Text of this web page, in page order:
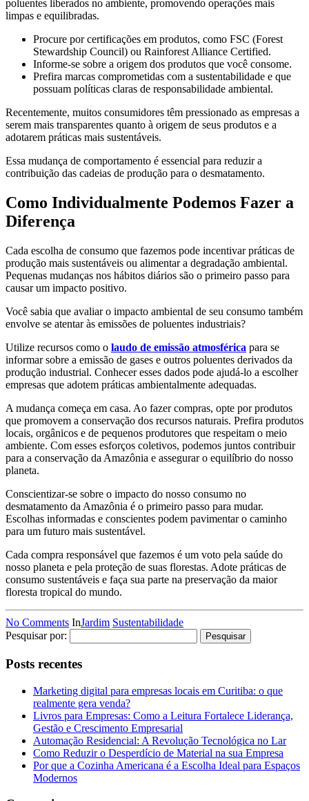
poluentes liberados no ambiente, promovendo operações mais
limpas e equilibradas.
Procure por certificações em produtos, como FSC (Forest
Stewardship Council) ou Rainforest Alliance Certified.
Informe-se sobre a origem dos produtos que você consome.
Prefira marcas comprometidas com a sustentabilidade e que
possuam políticas claras de responsabilidade ambiental.
Recentemente, muitos consumidores têm pressionado as empresas a
serem mais transparentes quanto à origem de seus produtos e a
adotarem práticas mais sustentáveis.
Essa mudança de comportamento é essencial para reduzir a
contribuição das cadeias de produção para o desmatamento.
Como Individualmente Podemos Fazer a
Diferença
Cada escolha de consumo que fazemos pode incentivar práticas de
produção mais sustentáveis ou alimentar a degradação ambiental.
Pequenas mudanças nos hábitos diários são o primeiro passo para
causar um impacto positivo.
Você sabia que avaliar o impacto ambiental de seu consumo também
envolve se atentar às emissões de poluentes industriais?
Utilize recursos como o laudo de emissão atmosférica para se
informar sobre a emissão de gases e outros poluentes derivados da
produção industrial. Conhecer esses dados pode ajudá-lo a escolher
empresas que adotem práticas ambientalmente adequadas.
A mudança começa em casa. Ao fazer compras, opte por produtos
que promovem a conservação dos recursos naturais. Prefira produtos
locais, orgânicos e de pequenos produtores que respeitam o meio
ambiente. Com esses esforços coletivos, podemos juntos contribuir
para a conservação da Amazônia e assegurar o equilíbrio do nosso
planeta.
Conscientizar-se sobre o impacto do nosso consumo no
desmatamento da Amazônia é o primeiro passo para mudar.
Escolhas informadas e conscientes podem pavimentar o caminho
para um futuro mais sustentável.
Cada compra responsável que fazemos é um voto pela saúde do
nosso planeta e pela proteção de suas florestas. Adote práticas de
consumo sustentáveis e faça sua parte na preservação da maior
floresta tropical do mundo.
No Comments InJardim Sustentabilidade
Pesquisar por:
Posts recentes
Marketing digital para empresas locais em Curitiba: o que
realmente gera venda?
Livros para Empresas: Como a Leitura Fortalece Liderança,
Gestão e Crescimento Empresarial
Automação Residencial: A Revolução Tecnológica no Lar
Como Reduzir o Desperdício de Material na sua Empresa
Por que a Cozinha Americana é a Escolha Ideal para Espaços
Modernos